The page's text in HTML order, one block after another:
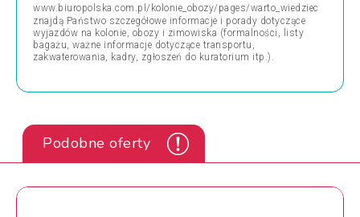
www.biuropolska.com.pl/kolonie_obozy/pages/warto_wiedziec
znajdą Państwo szczegółowe informacje i porady dotyczące
wyjazdów na kolonie, obozy i zimowiska (formalności, listy
bagażu, ważne informacje dotyczące transportu,
zakwaterowania, kadry, zgłoszeń do kuratorium itp.).
Podobne oferty